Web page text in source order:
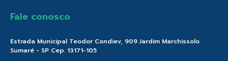
Fale conosco
Estrada Municipal Teodor Condiev, 909 Jardim Marchissolo
Sumaré - SP Cep. 13171-105